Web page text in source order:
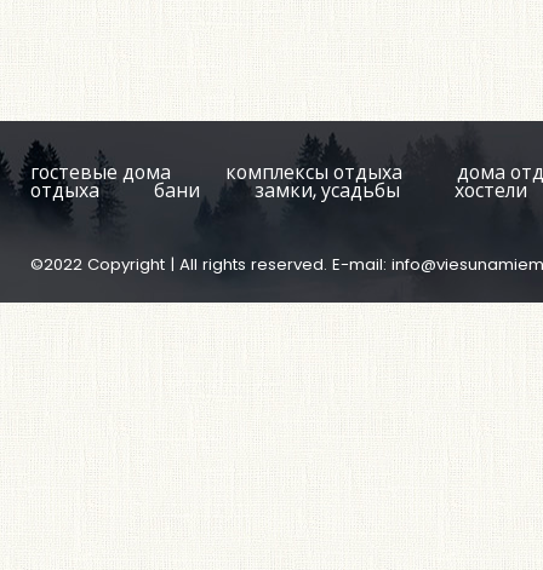
гостевые дома комплексы отдыха дома
отдыха бани замки, усадьбы хостели
©2022 Copyright | All rights reserved. E-mail: